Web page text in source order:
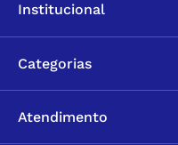
Institucional
Categorias
Atendimento